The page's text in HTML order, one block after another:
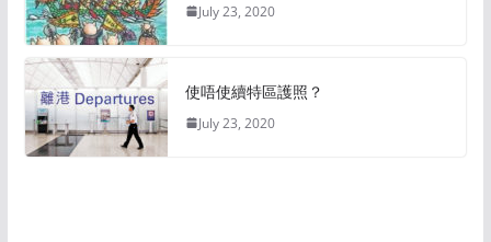
July 23, 2020
使唔使續特區護照？
July 23, 2020